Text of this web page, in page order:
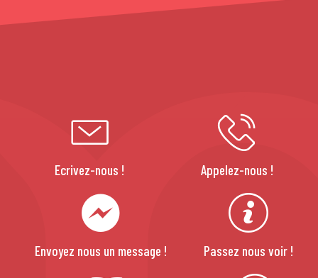
Ecrivez-nous ! Appelez-nous !
Envoyez nous un message ! Passez nous voir !